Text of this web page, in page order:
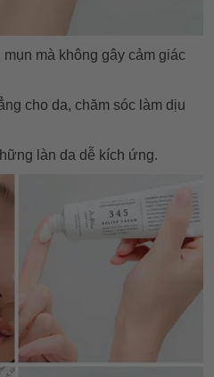
mà không gây cảm giác
cho da, chăm sóc làm dịu
làn da dễ kích ứng.